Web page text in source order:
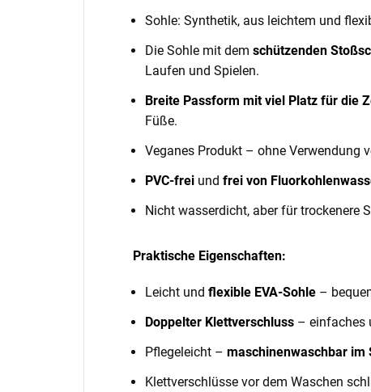
Sohle: Synthetik, aus leichtem und
Die Sohle mit dem schützenden
Laufen und Spielen.
Breite Passform mit viel Platz für die
Füße.
Veganes Produkt – ohne Verwendung
PVC-frei und frei von
Nicht wasserdicht, aber für trockenere
Praktische Eigenschaften:
Leicht und flexible EVA-Sohle –
Doppelter Klettverschluss – einfaches
Pflegeleicht – maschinenwaschbar im
Klettverschlüsse vor dem Waschen